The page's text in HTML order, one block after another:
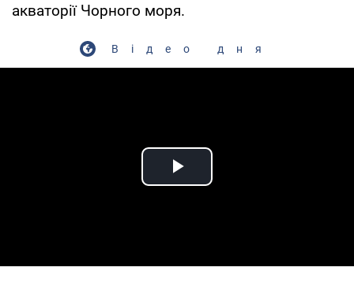
акваторії Чорного моря.
Відео дня
Play Video